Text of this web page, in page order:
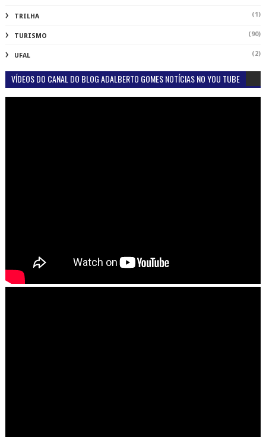
TRILHA (1)
TURISMO (90)
UFAL (2)
VÍDEOS DO CANAL DO BLOG ADALBERTO GOMES NOTÍCIAS NO YOU TUBE